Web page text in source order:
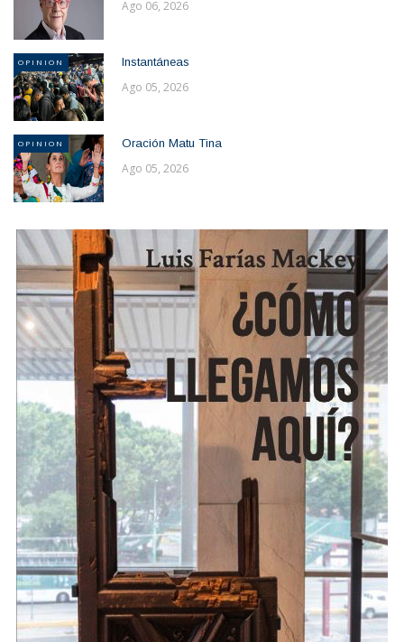
Ago 06, 2026
OPINION Instantáneas
Ago 05, 2026
OPINION Oración Matu Tina
Ago 05, 2026